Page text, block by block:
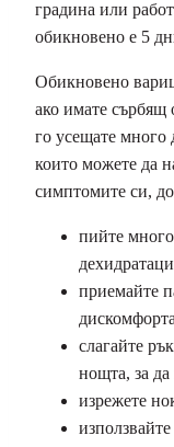
градина или
обикновено е 5
Обикновено
ако имате
го усещате много
които можете да
симптомите си,
пийте много
приемайте
дискомфорта
слагайте
нощта, за да
изрежете